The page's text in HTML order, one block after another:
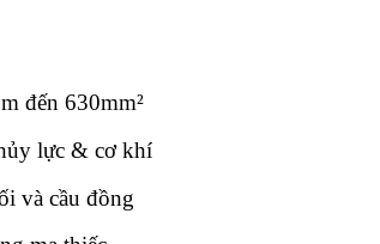
đến 630mm²
lực & cơ khí
và cầu đồng